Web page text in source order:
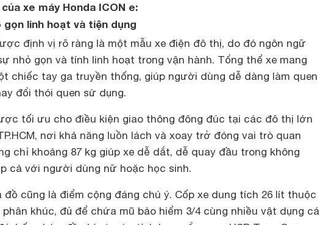
xe máy Honda ICON e:
gọn linh hoạt và tiện dụng
định vị rõ ràng là một mẫu xe điện đô thị, do đó ngôn ngữ
nhỏ gọn và tính linh hoạt trong vận hành. Tổng thể xe mang
chiếc tay ga truyền thống, giúp người dùng dễ dàng làm quen
đổi thói quen sử dụng.
tối ưu cho điều kiện giao thông đông đúc tại các đô thị lớn
nơi khả năng luồn lách và xoay trở đóng vai trò quan
chỉ khoảng 87 kg giúp xe dễ dắt, dễ quay đầu trong không
cả với người dùng nữ hoặc học sinh.
đồ cũng là điểm cộng đáng chú ý. Cốp xe dung tích 26 lít thuộc
khúc, đủ để chứa mũ bảo hiểm 3/4 cùng nhiều vật dụng cá